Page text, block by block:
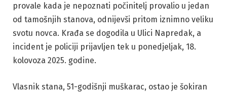
provale kada je nepoznati počinitelj provalio u jedan
od tamošnjih stanova, odnijevši pritom iznimno veliku
svotu novca. Krađa se dogodila u Ulici Napredak, a
incident je policiji prijavljen tek u ponedjeljak, 18.
kolovoza 2025. godine.
Vlasnik stana, 51-godišnji muškarac, ostao je šokiran